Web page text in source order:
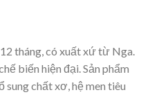
tháng, có xuất xứ từ Nga.
biến hiện đại. Sản phẩm
chất xơ, hệ men tiêu